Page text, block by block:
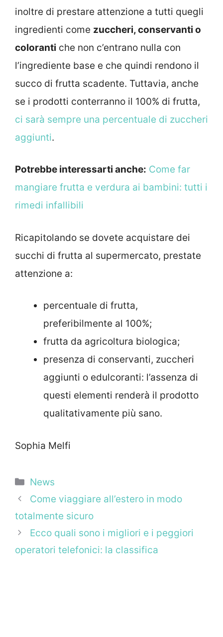
inoltre di prestare attenzione a tutti quegli
ingredienti come zuccheri, conservanti o
coloranti che non c’entrano nulla con
l’ingrediente base e che quindi rendono il
succo di frutta scadente. Tuttavia, anche
se i prodotti conterranno il 100% di frutta,
ci sarà sempre una percentuale di zuccheri
aggiunti.
Potrebbe interessarti anche: Come far
mangiare frutta e verdura ai bambini: tutti i
rimedi infallibili
Ricapitolando se dovete acquistare dei
succhi di frutta al supermercato, prestate
attenzione a:
percentuale di frutta,
preferibilmente al 100%;
frutta da agricoltura biologica;
presenza di conservanti, zuccheri
aggiunti o edulcoranti: l’assenza di
questi elementi renderà il prodotto
qualitativamente più sano.
Sophia Melfi
Categorie
News
Come viaggiare all’estero in modo
totalmente sicuro
Ecco quali sono i migliori e i peggiori
operatori telefonici: la classifica